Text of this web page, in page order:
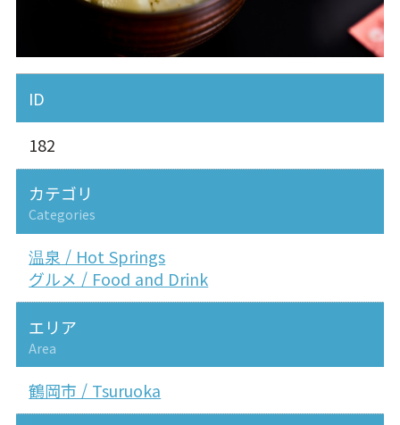
ID
182
カテゴリ
Categories
温泉 / Hot Springs
グルメ / Food and Drink
エリア
Area
鶴岡市 / Tsuruoka